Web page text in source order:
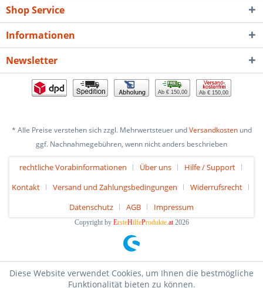
Shop Service
Informationen
Newsletter
Ab € 150,00 Ab € 150,00
* Alle Preise verstehen sich zzgl. Mehrwertsteuer undVersandkostenund
ggf. Nachnahmegebühren, wenn nicht anders beschrieben
rechtliche Vorabinformationen Über uns
Hilfe / Support
Kontakt
Versand und Zahlungsbedingungen
Widerrufsrecht
Datenschutz
AGB Impressum
Copyright by ErsteHilfeProdukte.at2026
Diese Website verwendet Cookies, um Ihnen die bestmögliche
Funktionalität bieten zu können.